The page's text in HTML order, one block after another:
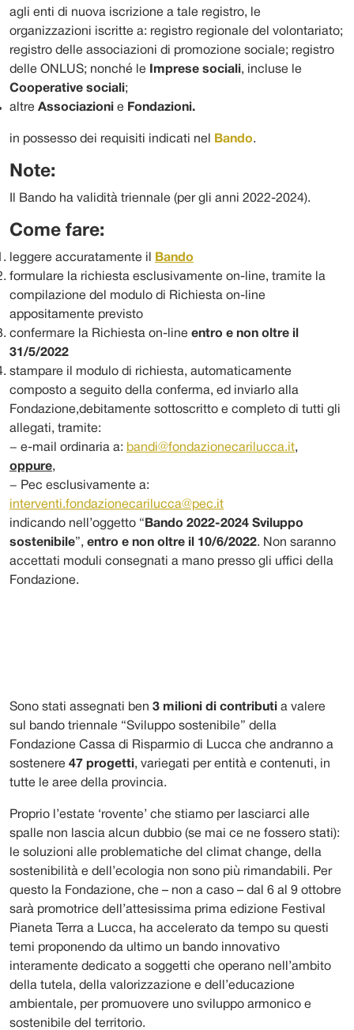
agli enti di nuova iscrizione a tale registro, le
organizzazioni iscritte a: registro regionale del volontariato;
registro delle associazioni di promozione sociale; registro
delle ONLUS; nonché le
Imprese sociali, incluse le
Cooperative sociali;
altre Associazioni e Fondazioni.
in possesso dei requisiti indicati nel Bando.
Note:
Il Bando ha validità triennale (per gli anni 2022-2024).
Come fare:
leggere accuratamente il
Bando
formulare la richiesta esclusivamente on-line, tramite la
compilazione del modulo di Richiesta on-line
appositamente previsto
confermare la Richiesta on-line entro e non oltre il
31/5/2022
stampare il modulo di richiesta, automaticamente
composto a seguito della conferma, ed inviarlo alla
Fondazione,debitamente sottoscritto e completo di tutti gli
allegati, tramite:
− e-mail ordinaria a: bandi@fondazionecarilucca.it,
oppure,
− Pec esclusivamente a:
interventi.fondazionecarilucca@pec.it
indicando nell’oggetto “ Bando 2022-2024 Sviluppo
sostenibile”, entro e non oltre il 10/6/2022. Non saranno
accettati moduli consegnati a mano presso gli uffici della
Fondazione.
Sono stati assegnati ben 3 milioni di contributi a valere
sul bando triennale “Sviluppo sostenibile” della
Fondazione Cassa di Risparmio di Lucca che andranno a
sostenere 47 progetti, variegati per entità e contenuti, in
tutte le aree della provincia.
Proprio l’estate ‘rovente’ che stiamo per lasciarci alle
spalle non lascia alcun dubbio (se mai ce ne fossero stati):
le soluzioni alle problematiche del climat change, della
sostenibilità e dell’ecologia non sono più rimandabili. Per
questo la Fondazione, che – non a caso – dal 6 al 9 ottobre
sarà promotrice dell’attesissima prima edizione Festival
Pianeta Terra a Lucca, ha accelerato da tempo su questi
temi proponendo da ultimo un bando innovativo
interamente dedicato a soggetti che operano nell’ambito
della tutela, della valorizzazione e dell’educazione
ambientale, per promuovere uno sviluppo armonico e
sostenibile del territorio.